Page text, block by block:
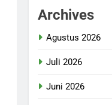
Archives
Agustus 2026
Juli 2026
Juni 2026